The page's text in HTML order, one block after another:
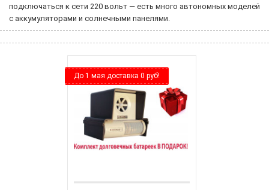
подключаться к сети 220 вольт — есть много автономных моделей
с аккумуляторами и солнечными панелями.
До 1 мая доставка 0 руб!